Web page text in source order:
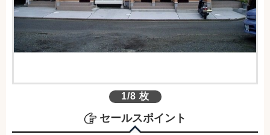
1/8 枚
セールスポイント